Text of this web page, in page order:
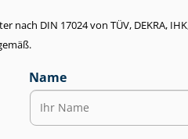
DIN 17024 von TÜV, DEKRA,
Name